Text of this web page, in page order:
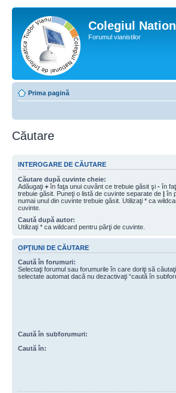
Colegiul
Forumul vianistilor
Prima pagină
Căutare
INTEROGARE DE CĂUTARE
Căutare după cuvinte cheie:
Adăugaţi + în faţa unui cuvânt ce trebuie găsit şi - în
trebuie găsit. Puneţi o listă de cuvinte separate de | în
numai unul din cuvinte trebuie găsit. Utilizaţi * ca
cuvinte.
Caută după autor:
Utilizaţi * ca wildcard pentru părţi de cuvinte.
OPŢIUNI DE CĂUTARE
Caută în forumuri:
Selectaţi forumul sau forumurile în care doriţi să
selectate automat dacă nu dezactivaţi “caută în
Caută în subforumuri:
Caută în: